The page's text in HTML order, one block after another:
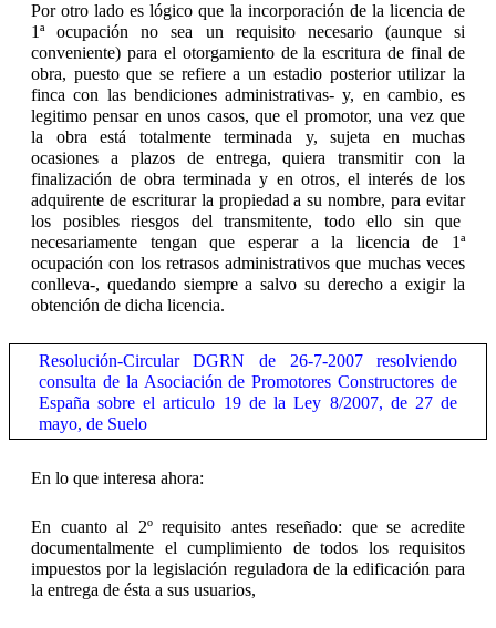
Por otro lado es lógico que la incorporación de la licencia de
1ª ocupación no sea un requisito necesario (aunque si
conveniente) para el otorgamiento de la escritura de final de
obra, puesto que se refiere a un estadio posterior utilizar la
finca con las bendiciones administrativas- y, en cambio, es
legitimo pensar en unos casos, que el promotor, una vez que
la obra está totalmente terminada y, sujeta en muchas
ocasiones a plazos de entrega, quiera transmitir con la
finalización de obra terminada y en otros, el interés de los
adquirente de escriturar la propiedad a su nombre, para evitar
los posibles riesgos del transmitente, todo ello sin que
necesariamente tengan que esperar a la licencia de 1ª
ocupación con los retrasos administrativos que muchas veces
conlleva-, quedando siempre a salvo su derecho a exigir la
obtención de dicha licencia.
Resolución-Circular DGRN de 26-7-2007 resolviendo
consulta de la Asociación de Promotores Constructores de
España sobre el articulo 19 de la Ley 8/2007, de 27 de
mayo, de Suelo
En lo que interesa ahora:
En cuanto al 2º requisito antes reseñado: que se acredite
documentalmente el cumplimiento de todos los requisitos
impuestos por la legislación reguladora de la edificación para
la entrega de ésta a sus usuarios,